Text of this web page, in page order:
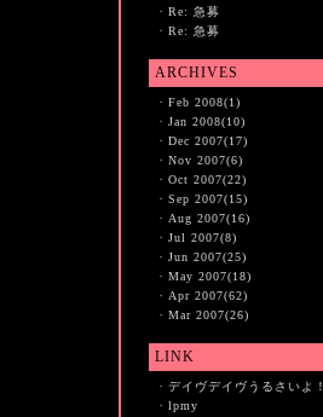
・ Re: 急募
・ Re: 急募
ARCHIVES
・ Feb 2008(1)
・ Jan 2008(10)
・ Dec 2007(17)
・ Nov 2007(6)
・ Oct 2007(22)
・ Sep 2007(15)
・ Aug 2007(16)
・ Jul 2007(8)
・ Jun 2007(25)
・ May 2007(18)
・ Apr 2007(62)
・ Mar 2007(26)
LINK
・ デイヴデイヴうるさいよ！
・ lpmy